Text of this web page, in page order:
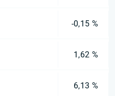
-0,15 %
1,62 %
6,13 %